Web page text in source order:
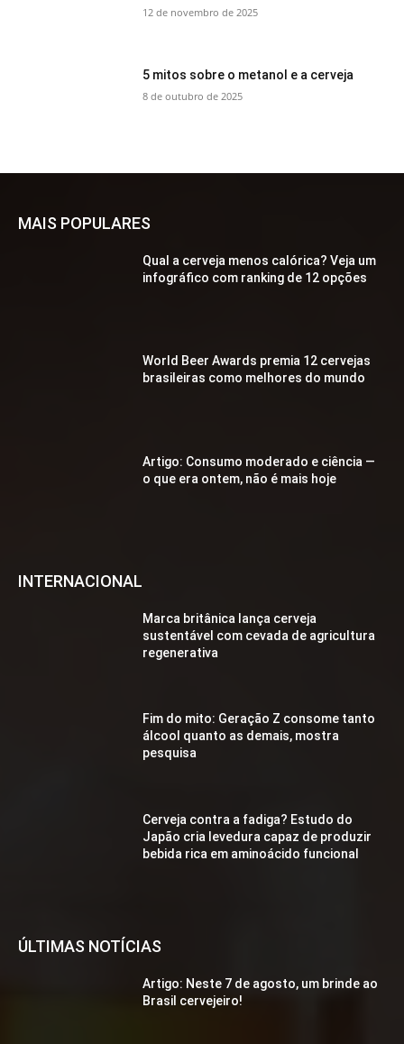
12 de novembro de 2025
5 mitos sobre o metanol e a cerveja
8 de outubro de 2025
MAIS POPULARES
Qual a cerveja menos calórica? Veja um
infográfico com ranking de 12 opções
World Beer Awards premia 12 cervejas
brasileiras como melhores do mundo
Artigo: Consumo moderado e ciência —
o que era ontem, não é mais hoje
INTERNACIONAL
Marca britânica lança cerveja
sustentável com cevada de agricultura
regenerativa
Fim do mito: Geração Z consome tanto
álcool quanto as demais, mostra
pesquisa
Cerveja contra a fadiga? Estudo do
Japão cria levedura capaz de produzir
bebida rica em aminoácido funcional
ÚLTIMAS NOTÍCIAS
Artigo: Neste 7 de agosto, um brinde ao
Brasil cervejeiro!